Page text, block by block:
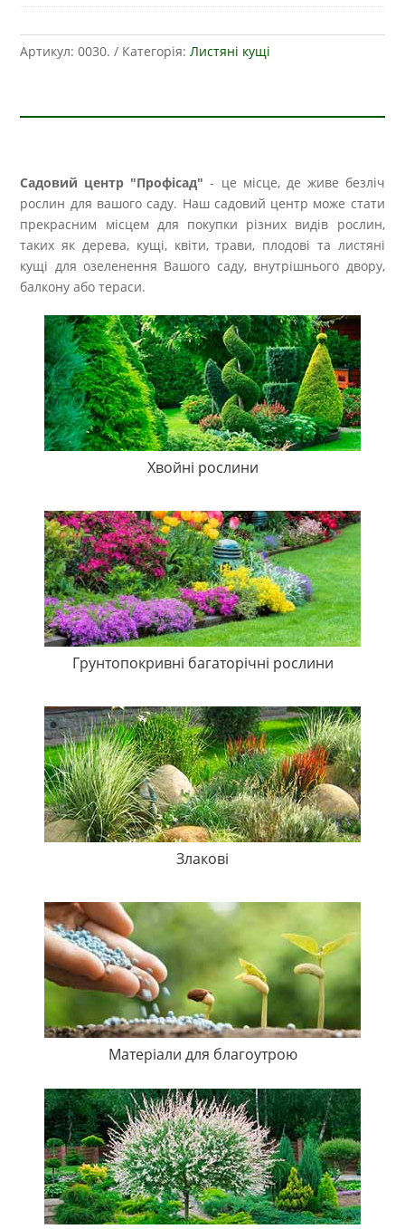
Артикул: 0030. Категорія: Листяні кущі
Садовий центр "Профісад" - це місце, де живе безліч
рослин для вашого саду. Наш садовий центр може стати
прекрасним місцем для покупки різних видів рослин,
таких як дерева, кущі, квіти, трави, плодові та листяні
кущі для озеленення Вашого саду, внутрішнього двору,
балкону або тераси.
Хвойні рослини
Грунтопокривні багаторічні рослини
Злакові
Матеріали для благоутрою